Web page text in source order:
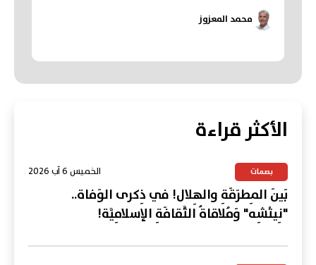
محمد المعزوز
الأكثر قراءة
بصمات الخميس 6 آب 2026
بَينَ المِطرَقَةِ والهِلال! في ذِكرى الوَفاة..
"نِيتْشِه" وَمُلاقاةُ الثَّقافَةِ الإسلامِيَّة!